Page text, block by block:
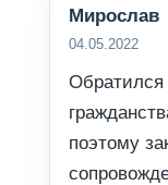
Мирослав
04.05.2022
поэтому